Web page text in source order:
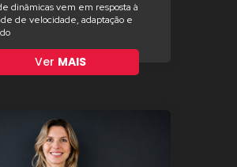
dinâmicas vem em resposta à
de velocidade, adaptação e
Ver MAIS